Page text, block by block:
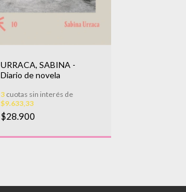
URRACA, SABINA -
Diario de novela
3cuotas sin interés de
$9.633,33
$28.900